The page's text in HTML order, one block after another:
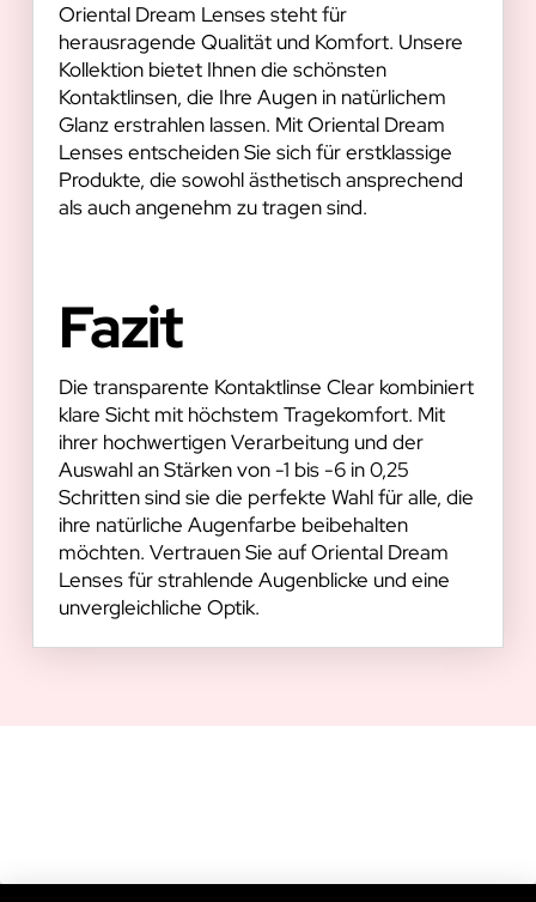
Oriental Dream Lenses steht für
herausragende Qualität und Komfort. Unsere
Kollektion bietet Ihnen die schönsten
Kontaktlinsen, die Ihre Augen in natürlichem
Glanz erstrahlen lassen. Mit Oriental Dream
Lenses entscheiden Sie sich für erstklassige
Produkte, die sowohl ästhetisch ansprechend
als auch angenehm zu tragen sind.
Fazit
Die transparente Kontaktlinse Clear kombiniert
klare Sicht mit höchstem Tragekomfort. Mit
ihrer hochwertigen Verarbeitung und der
Auswahl an Stärken von -1 bis -6 in 0,25
Schritten sind sie die perfekte Wahl für alle, die
ihre natürliche Augenfarbe beibehalten
möchten. Vertrauen Sie auf Oriental Dream
Lenses für strahlende Augenblicke und eine
unvergleichliche Optik.